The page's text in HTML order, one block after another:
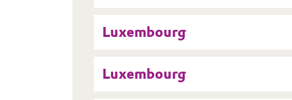
Luxembourg
Luxembourg